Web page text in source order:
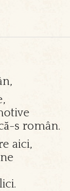
s român.
aici,